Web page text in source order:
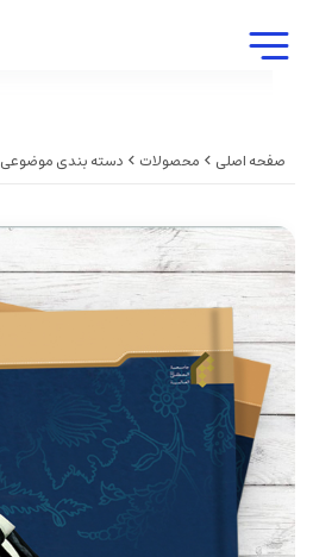
صفحه اصلی محصولات دسته بندی موضوعی